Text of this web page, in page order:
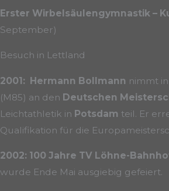
Erster Wirbelsäulengymnastik –
September)
Besuch in Lettland
2001: Hermann Bollmann nimmt
(M85) an den Deutschen
Leichtathletik in Potsdam teil. Er
Qualifikation für die
2002: 100 Jahre TV Löhne-
wurde Ende Mai ausgiebig gefeiert.